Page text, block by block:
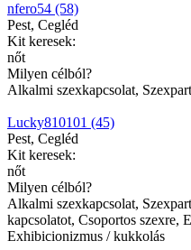
nfero54 (58)
Pest, Cegléd
Kit keresek:
nőt
Milyen célból?
Alkalmi szexkapcsolat,
Lucky810101 (45)
Pest, Cegléd
Kit keresek:
nőt
Milyen célból?
Alkalmi szexkapcsolat,
kapcsolatot, Csoportos szexre,
Exhibicionizmus / kukkolás